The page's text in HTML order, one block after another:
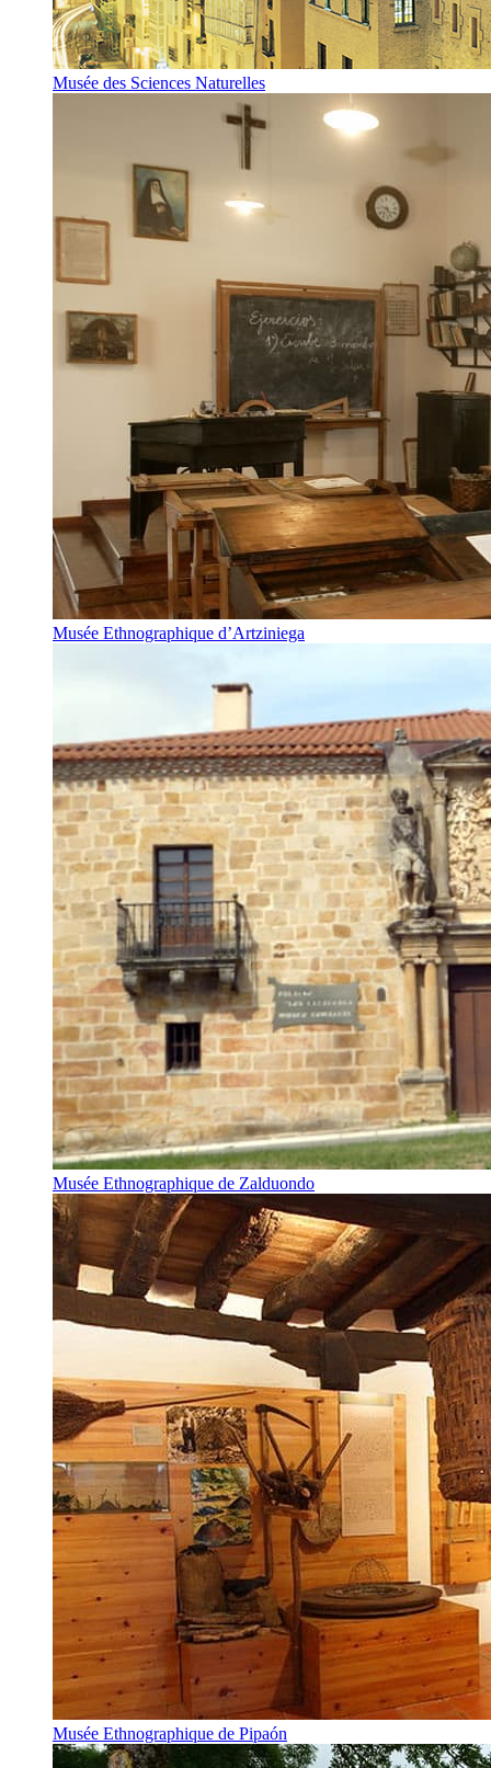
Musée des Sciences Naturelles
Musée Ethnographique d’Artziniega
Musée Ethnographique de Zalduondo
Musée Ethnographique de Pipaón